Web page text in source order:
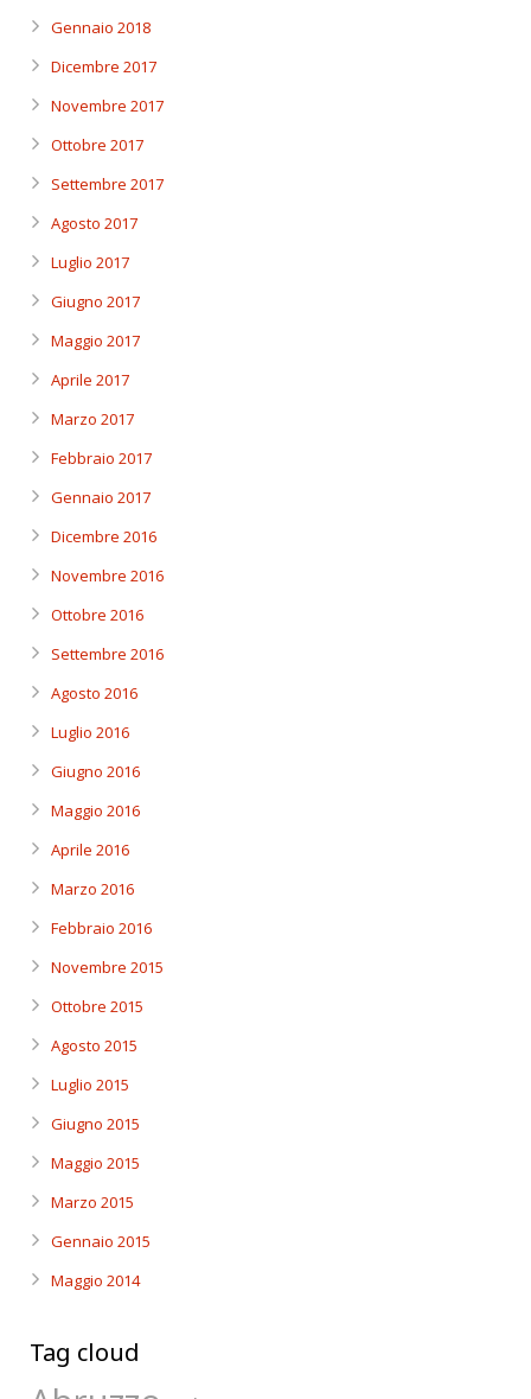
Gennaio 2018
Dicembre 2017
Novembre 2017
Ottobre 2017
Settembre 2017
Agosto 2017
Luglio 2017
Giugno 2017
Maggio 2017
Aprile 2017
Marzo 2017
Febbraio 2017
Gennaio 2017
Dicembre 2016
Novembre 2016
Ottobre 2016
Settembre 2016
Agosto 2016
Luglio 2016
Giugno 2016
Maggio 2016
Aprile 2016
Marzo 2016
Febbraio 2016
Novembre 2015
Ottobre 2015
Agosto 2015
Luglio 2015
Giugno 2015
Maggio 2015
Marzo 2015
Gennaio 2015
Maggio 2014
Tag cloud